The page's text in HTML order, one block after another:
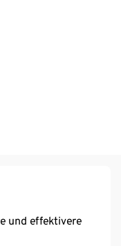
und effektivere